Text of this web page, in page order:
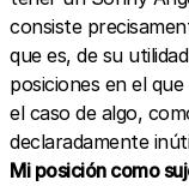
consiste
que es, de su
posiciones en el
el caso de algo,
declaradamente
Mi posición como